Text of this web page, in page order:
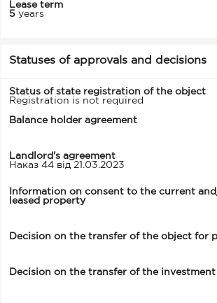
Lease term
5 years
Statuses of approvals and decisions
Status of state registration of the object
Registration is not required
Balance holder agreement
Landlord's agreement
Наказ 44 від 21.03.2023
Information on consent to the current
leased property
Decision on the transfer of the object for
Decision on the transfer of the